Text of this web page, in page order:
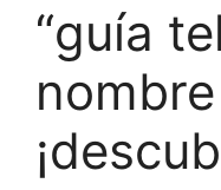
“guía